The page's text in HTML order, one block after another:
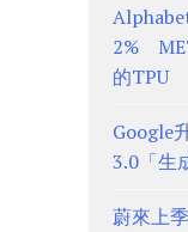
2%
的TPU
Google
3.0「生
蔚來上